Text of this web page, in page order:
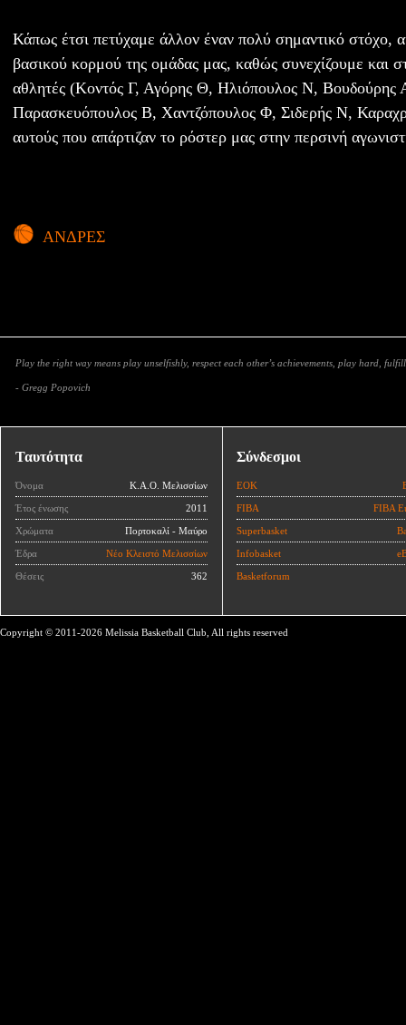
Κάπως έτσι πετύχαμε άλλον έναν πολύ σημαντικό στόχο,
βασικού κορμού της ομάδας μας, καθώς συνεχίζουμε και
αθλητές (Κοντός Γ, Αγόρης Θ, Ηλιόπουλος Ν, Βουδούρης
Παρασκευόπουλος Β, Χαντζόπουλος Φ, Σιδερής Ν,
αυτούς που απάρτιζαν το ρόστερ μας στην περσινή
ΑΝΔΡΕΣ
Play the right way means play unselfishly, respect each other’s achievements, play hard,
- Gregg Popovich
Ταυτότητα
Όνομα Κ.Α.Ο. Μελισσίων
Έτος ένωσης 2011
Χρώματα Πορτοκαλί - Μαύρο
Έδρα Νέο Κλειστό Μελισσίων
Θέσεις 362
Σύνδεσμοι
ΕΟΚ
FIBA FIBA
Superbasket
Infobasket
Basketforum
Copyright © 2011-2026 Melissia Basketball Club, All rights reserved